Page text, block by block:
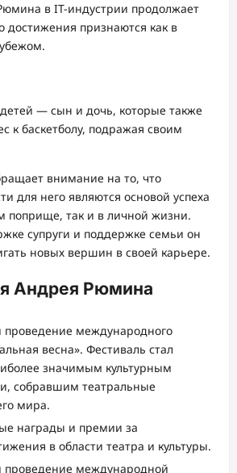
в IT-индустрии продолжает
достижения признаются как в
— сын и дочь, которые также
к баскетболу, подражая своим
внимание на то, что
для него являются основой успеха
поприще, так и в личной жизни.
супруги и поддержке семьи он
новых вершин в своей карьере.
Андрея Рюмина
проведение международного
весна». Фестиваль стал
значимым культурным
собравшим театральные
мира.
награды и премии за
в области театра и культуры.
проведение международной